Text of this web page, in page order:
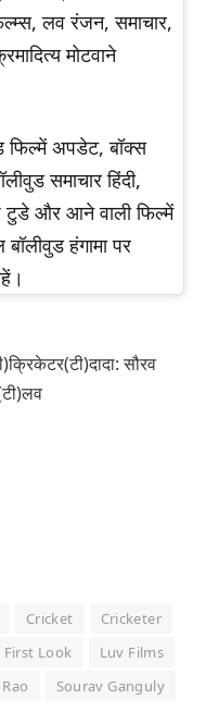
लव रंजन, समाचार,
मोटवाने
फिल्में अपडेट, बॉक्स
समाचार हिंदी,
टुडे और आने वाली फिल्में
हंगामा पर
सौरव
Cricket
Cricketer
First Look
Luv Films
Sourav Ganguly